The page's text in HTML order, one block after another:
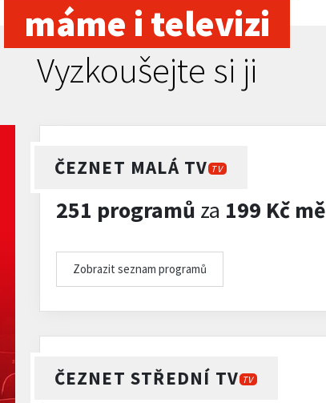
máme i televizi
Vyzkoušejte si ji
ČEZNET MALÁ TV TV
251 programů za 199 Kč
Zobrazit seznam programů
ČEZNET STŘEDNÍ TV TV